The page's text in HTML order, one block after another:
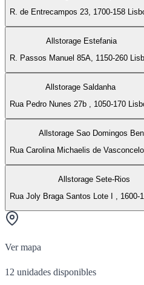
R. de Entrecampos 23, 1700-158
Allstorage Estefania
R. Passos Manuel 85A, 1150-260
Allstorage Saldanha
Rua Pedro Nunes 27b , 1050-170
Allstorage Sao Domingos
Rua Carolina Michaelis de
Allstorage Sete-Rios
Rua Joly Braga Santos Lote I , 1600-
Ver mapa
12 unidades disponibles